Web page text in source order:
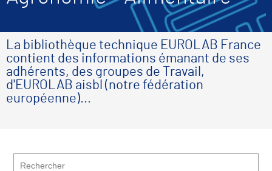
La bibliothèque technique EUROLAB France
contient des informations émanant de ses
adhérents, des groupes de Travail,
d'EUROLAB aisbl (notre fédération
européenne)...